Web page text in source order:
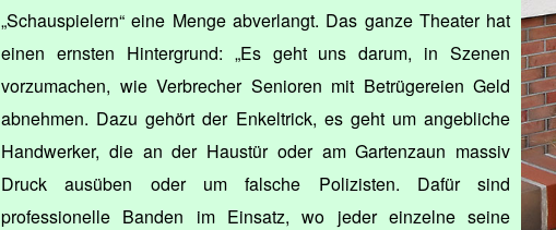
„Schauspielern“ eine Menge abverlangt. Das ganze Theater hat
einen ernsten Hintergrund: „Es geht uns darum, in Szenen
vorzumachen, wie Verbrecher Senioren mit Betrügereien Geld
abnehmen. Dazu gehört der Enkeltrick, es geht um angebliche
Handwerker, die an der Haustür oder am Gartenzaun massiv
Druck ausüben oder um falsche Polizisten. Dafür sind
professionelle Banden im Einsatz, wo jeder einzelne seine